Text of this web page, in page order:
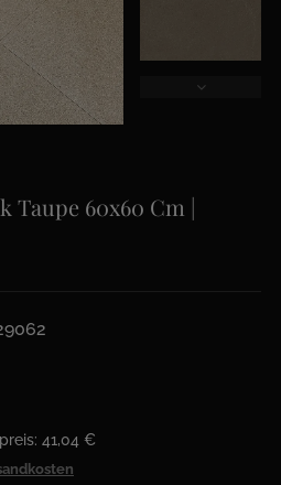
Taupe 60x60 Cm |
41,04 €